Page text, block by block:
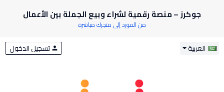
جوكرز – منصة رقمية لشراء وبيع الجملة بين الأعمال
من المورد إلى متجرك مباشرة
العربية person تسجيل الدخول